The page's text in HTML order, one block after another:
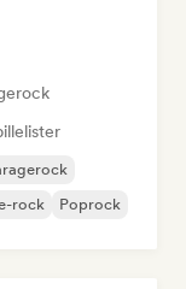
rock Poprock